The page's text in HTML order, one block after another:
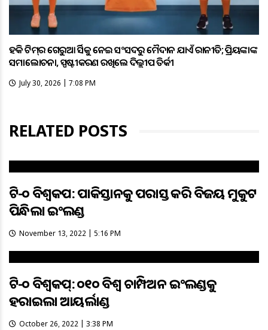
ହକି ଟିମ୍‌ର ଗେରୁଆ ଜର୍ସିକୁ ନେଇ ସଂସଦରୁ ମୈଦାନ ଯାଏଁ ରାଜନୀତି; ପ୍ରିୟଙ୍କାଙ୍କ
ସମାଲୋଚନା, ସ୍ପଷ୍ଟୀକରଣ ରଖିଲେ ଦିଲ୍ଲୀପ ତିର୍କୀ
July 30, 2026 | 7:08 PM
RELATED POSTS
ଟି-୨୦ ବିଶ୍ୱକପ: ପାକିସ୍ତାନକୁ ପରାସ୍ତ କରି ବିଜୟ ମୁକୁଟ
ପିନ୍ଧିଲା ଇଂଲଣ୍ଡ
November 13, 2022 | 5:16 PM
ଟି-୨୦ ବିଶ୍ବକପ୍: ୨୦୧୦ ବିଶ୍ବ ଚାମ୍ପିଅନ ଇଂଲଣ୍ଡକୁ
ହରାଇଲା ଆୟର୍ଲାଣ୍ଡ
October 26, 2022 | 3:38 PM